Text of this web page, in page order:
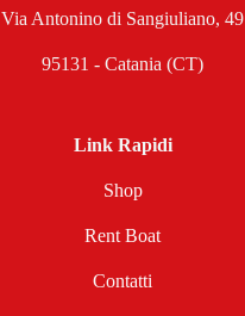
Via Antonino di Sangiuliano, 49
95131 - Catania (CT)
Link Rapidi
Shop
Rent Boat
Contatti